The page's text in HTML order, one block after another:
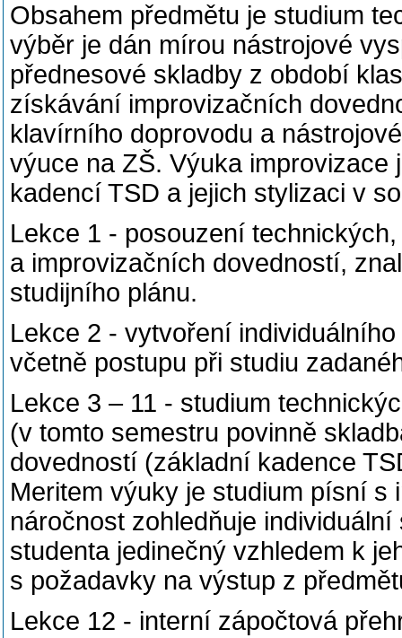
Obsahem předmětu je studium
výběr je dán mírou nástrojové
přednesové skladby z období
získávání improvizačních
klavírního doprovodu a
výuce na ZŠ. Výuka
kadencí TSD a jejich stylizaci v
Lekce 1 - posouzení
a improvizačních dovedností,
studijního plánu.
Lekce 2 - vytvoření
včetně postupu při studiu
Lekce 3 – 11 - studium
(v tomto semestru povinně
dovedností (základní kadence
Meritem výuky je studium písní s
náročnost zohledňuje
studenta jedinečný vzhledem k
s požadavky na výstup z
Lekce 12 - interní zápočtová